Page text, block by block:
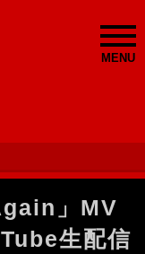
MENU
」MV
生配信